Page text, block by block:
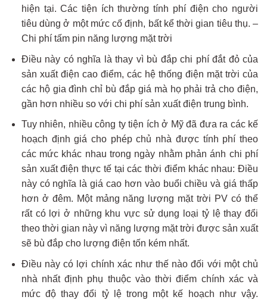
hiện tại. Các tiện ích thường tính phí điện cho người
tiêu dùng ở một mức cố định, bất kể thời gian tiêu thụ. –
Chi phí tấm pin năng lượng mặt trời
Điều này có nghĩa là thay vì bù đắp chi phí đắt đỏ của
sản xuất điện cao điểm, các hệ thống điện mặt trời của
các hộ gia đình chỉ bù đắp giá mà họ phải trả cho điện,
gần hơn nhiều so với chi phí sản xuất điện trung bình.
Tuy nhiên, nhiều công ty tiện ích ở Mỹ đã đưa ra các kế
hoạch định giá cho phép chủ nhà được tính phí theo
các mức khác nhau trong ngày nhằm phản ánh chi phí
sản xuất điện thực tế tại các thời điểm khác nhau: Điều
này có nghĩa là giá cao hơn vào buổi chiều và giá thấp
hơn ở đêm. Một mảng năng lượng mặt trời PV có thể
rất có lợi ở những khu vực sử dụng loại tỷ lệ thay đổi
theo thời gian này vì năng lượng mặt trời được sản xuất
sẽ bù đắp cho lượng điện tốn kém nhất.
Điều này có lợi chính xác như thế nào đối với một chủ
nhà nhất định phụ thuộc vào thời điểm chính xác và
mức độ thay đổi tỷ lệ trong một kế hoạch như vậy.